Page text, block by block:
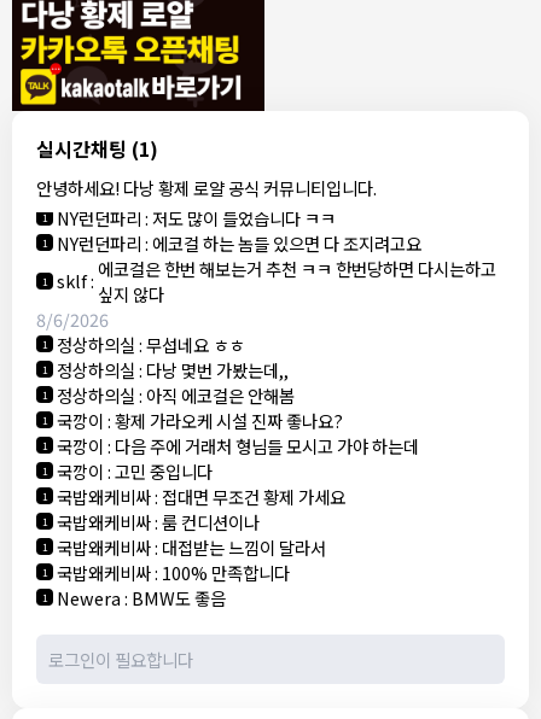
실시간채팅 (1)
안녕하세요! 다낭 황제 로얄 공식 커뮤니티입니다.
8/4/2026
1 모기한테물림:여기도 문의해보면 바로 알려줌
1 모기한테물림:정찰가보다 쌀수 없음
1 결혼안해:ㄹㅇ 팩트 ㅋㅋㅋㅋ
1 결혼안해:ㄹㅇ 팩트 ㅋㅋㅋㅋ
8/5/2026
NY런던파리 :다낭 에코걸 여기서 예약 가능한가요?
1 3군:에코걸 좀 조심 하는게 좋음
1 NY런던파리:저도 많이 들었습니다 ㅋㅋ
1 NY런던파리: 에코걸 하는 놈들 있으면 다 조지려고요
1 sklf: 에코걸은 한번 해보는거 추천 ㅋㅋ 한번당하면 다시는하고
싶지 않다
8/6/2026
1 정상하의실:무섭네요 ㅎㅎ
1 정상하의실: 다낭 몇번 가봤는데,,
1 정상하의실: 아직 에코걸은 안해봄
1 국깡이:황제 가라오케 시설 진짜 좋나요?
1 국깡이: 다음 주에 거래처 형님들 모시고 가야 하는데
1 국깡이:고민 중입니다
1 국밥왜케비싸: 접대면 무조건 황제 가세요
1 국밥왜케비싸:룸 컨디션이나
1 국밥왜케비싸: 대접받는 느낌이 달라서
1 국밥왜케비싸: 100% 만족합니다
1 Newera: BMW도 좋음